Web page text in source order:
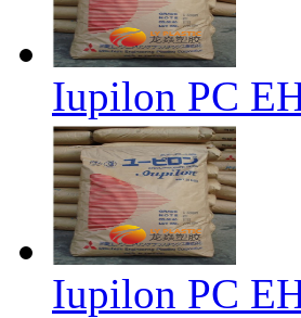
Iupilon PC
Iupilon PC